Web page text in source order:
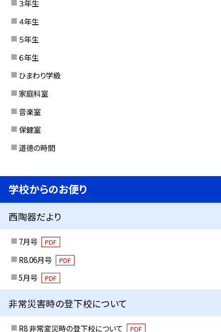
３年生
４年生
５年生
６年生
ひまわり学級
家庭科室
音楽室
保健室
道徳の時間
学校からのお便り
西陶器だより
7月号 PDF
R8.06月号 PDF
5月号 PDF
非常災害時の登下校について
R8 非常変災時の登下校について PDF